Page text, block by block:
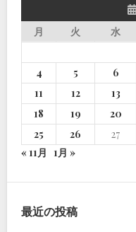
月
火 水
4
5 6
11
12 13
18
19 20
25
26 27
« 11月 1月 »
最近の投稿